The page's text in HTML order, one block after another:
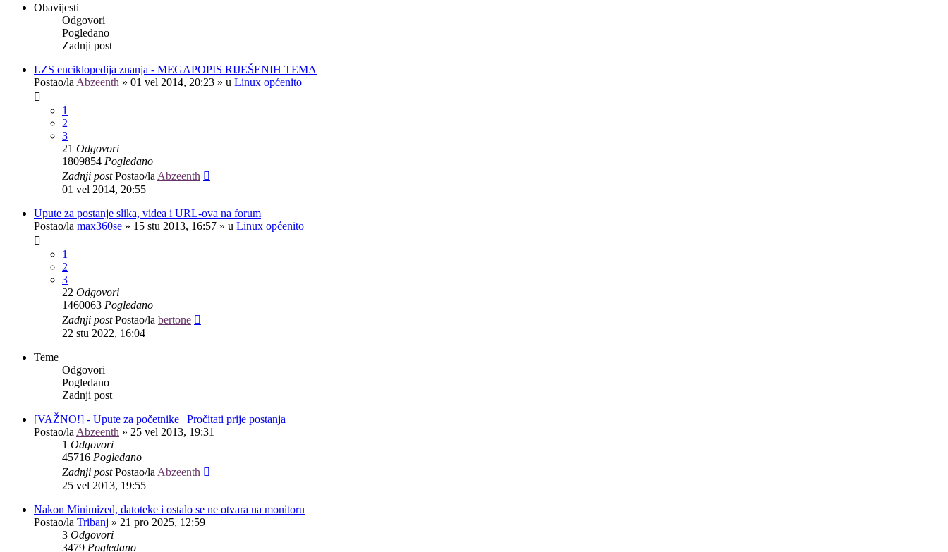
Obavijesti
Odgovori
Pogledano
Zadnji post
LZS enciklopedija znanja - MEGAPOPIS RIJEŠENIH TEMA
Postao/la Abzeenth » 01 vel 2014, 20:23 » u Linux općenito
1
2
3
21 Odgovori
1809854 Pogledano
Zadnji postPostao/la Abzeenth
01 vel 2014, 20:55
Upute za postanje slika, videa i URL-ova na forum
Postao/la max360se » 15 stu 2013, 16:57 » u Linux općenito
1
2
3
22 Odgovori
1460063 Pogledano
Zadnji postPostao/la bertone
22 stu 2022, 16:04
Teme
Odgovori
Pogledano
Zadnji post
[VAŽNO!] - Upute za početnike | Pročitati prije postanja
Postao/la Abzeenth » 25 vel 2013, 19:31
1 Odgovori
45716 Pogledano
Zadnji postPostao/la Abzeenth
25 vel 2013, 19:55
Nakon Minimized, datoteke i ostalo se ne otvara na monitoru
Postao/la Tribanj » 21 pro 2025, 12:59
3 Odgovori
3479 Pogledano